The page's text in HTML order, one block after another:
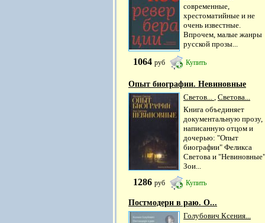
современные,
хрестоматийные и не
очень известные.
Впрочем, малые жанры
русской прозы...
1064 руб Купить
Опыт биографии. Невиновные
Светов...
Светова...
Книга объединяет
документальную прозу,
написанную отцом и
дочерью: "Опыт
биографии" Феликса
Светова и "Невиновные"
Зои...
1286 руб Купить
Постмодерн в раю. О...
Голубович Ксения...